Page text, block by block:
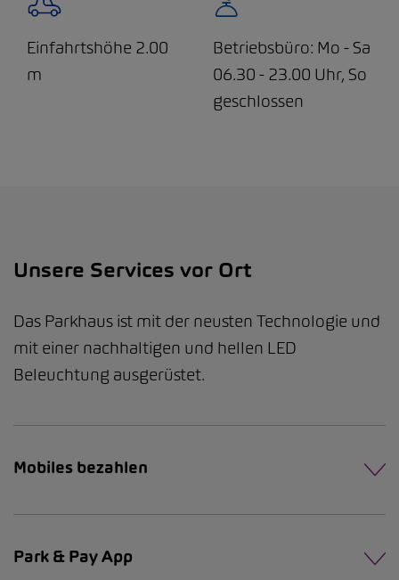
Einfahrtshöhe 2.00
m
Betriebsbüro: Mo - Sa
06.30 - 23.00 Uhr, So
geschlossen
Unsere Services vor Ort
Das Parkhaus ist mit der neusten Technologie und
mit einer nachhaltigen und hellen LED
Beleuchtung ausgerüstet.
Mobiles bezahlen
Park & Pay App